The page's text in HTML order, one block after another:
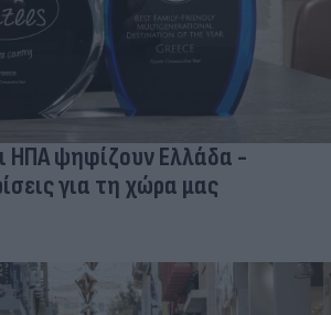
ΗΠΑ ψηφίζουν Ελλάδα -
για τη χώρα μας